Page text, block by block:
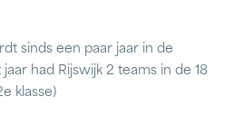
sinds een paar jaar in de
had Rijswijk 2 teams in de 18
klasse)